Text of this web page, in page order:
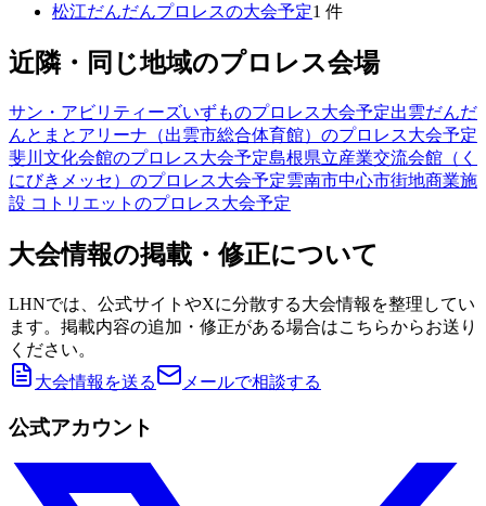
松江だんだんプロレスの大会予定1 件
近隣・同じ地域のプロレス会場
サン・アビリティーズいずものプロレス大会予定出雲だんだ
んとまとアリーナ（出雲市総合体育館） のプロレス大会予定
斐川文化会館のプロレス大会予定島根県立産業交流会館（く
にびきメッセ） のプロレス大会予定雲南市中心市街地商業施
設 コトリエット のプロレス大会予定
大会情報の掲載・修正について
LHNでは、公式サイトやXに分散する大会情報を整理してい
ます。掲載内容の追加・修正がある場合はこちらからお送り
ください。
大会情報を送る
メールで相談する
公式アカウント